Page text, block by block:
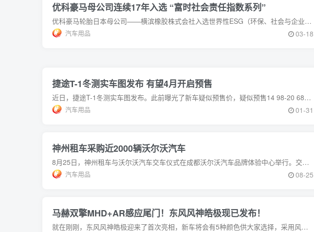
优科豪马母公司连续17年入选 “富时社会责任指数系列”
优科豪马轮胎日本母公司——横滨橡胶株式会社入选世界性ESG（环保、社会与企业管理）投资指数“富时社会责任指数系列”（FTSE4GoodIndexSeries）和
汽车用品 03-18
捷途T-1冬测实车图发布 有望4月开启预售
近日，捷途T-1冬测实车图发布。此前曝光了新车疑似预售价，疑似预售14 98-20 68万，有望4月开启预售。外观方面，新车造型硬朗复古，黑色贯穿式中网融入大灯
汽车用品 01-31
神州租车采购近2000辆沃尔沃汽车
8月25日，神州租车与沃尔沃汽车交车仪式在成都沃尔沃汽车品牌体验中心举行。交车仪式上，沃尔沃汽车将向神州租车交付近2000辆新车，这是双方合作以来，车型和车辆数
汽车用品 08-25
马赫双擎MHD+AR感应尾门！东风风神皓极现已发布！
就在刚刚，东风风神皓极迎来了首次亮相，新车将会有5种颜色供大家选择，采用风之痕设计理念，并且这台车也会在下半年正式上市。这次全新车型皓极将会是东风风神旗下一个非